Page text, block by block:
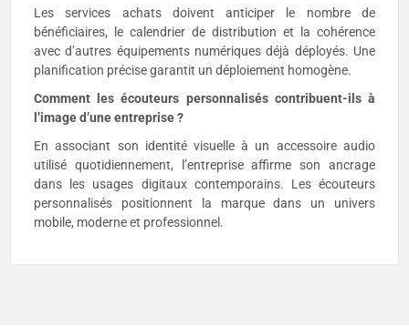
Les services achats doivent anticiper le nombre de
bénéficiaires, le calendrier de distribution et la cohérence
avec d’autres équipements numériques déjà déployés. Une
planification précise garantit un déploiement homogène.
Comment les écouteurs personnalisés contribuent-ils à
l’image d’une entreprise ?
En associant son identité visuelle à un accessoire audio
utilisé quotidiennement, l’entreprise affirme son ancrage
dans les usages digitaux contemporains. Les écouteurs
personnalisés positionnent la marque dans un univers
mobile, moderne et professionnel.